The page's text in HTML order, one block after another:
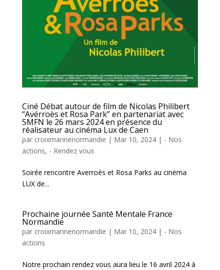
Ciné Débat autour de film de Nicolas Philibert
“Avérroès et Rosa Park” en partenariat avec
SMFN le 26 mars 2024 en présence du
réalisateur au cinéma Lux de Caen
par croixmarinenormandie | Mar 10, 2024| - Nos
actions, - Rendez vous
Soirée rencontre Averroès et Rosa Parks au cinéma
LUX de...
Prochaine journée Santé Mentale France
Normandie
par croixmarinenormandie | Mar 10, 2024| - Nos
actions
Notre prochain rendez vous aura lieu le 16 avril 2024 à